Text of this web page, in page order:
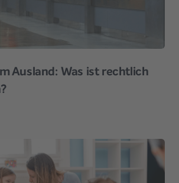
Ausland: Was ist rechtlich